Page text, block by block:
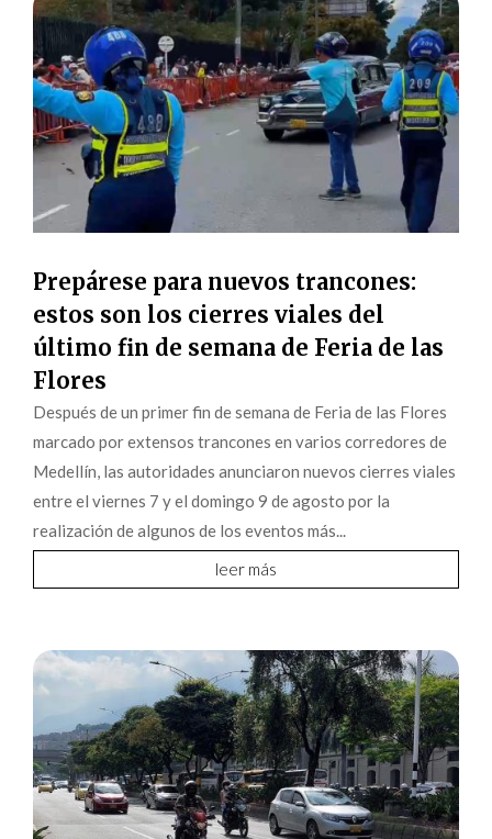
Prepárese para nuevos trancones:
estos son los cierres viales del
último fin de semana de Feria de las
Flores
Después de un primer fin de semana de Feria de las Flores
marcado por extensos trancones en varios corredores de
Medellín, las autoridades anunciaron nuevos cierres viales
entre el viernes 7 y el domingo 9 de agosto por la
realización de algunos de los eventos más...
leer más